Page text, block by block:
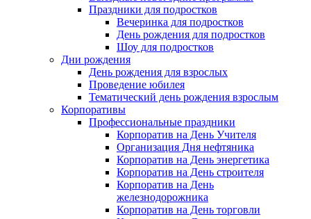
Праздники для подростков
Вечеринка для подростков
День рождения для подростков
Шоу для подростков
Дни рождения
День рождения для взрослых
Проведение юбилея
Тематический день рождения взрослым
Корпоративы
Профессиональные праздники
Корпоратив на День Учителя
Организация Дня нефтяника
Корпоратив на День энергетика
Корпоратив на День строителя
Корпоратив на День
железнодорожника
Корпоратив на День торговли